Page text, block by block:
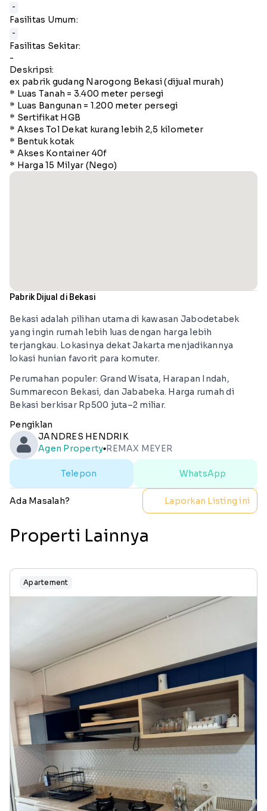
-
Fasilitas Umum:
-
Fasilitas Sekitar:
-
Deskripsi:
ex pabrik gudang Narogong Bekasi (dijual murah)
* Luas Tanah = 3.400 meter persegi
* Luas Bangunan = 1.200 meter persegi
* Sertifikat HGB
* Akses Tol Dekat kurang lebih 2,5 kilometer
* Bentuk kotak
* Akses Kontainer 40f
* Harga 15 Milyar (Nego)
Pabrik Dijual di Bekasi
Bekasi adalah pilihan utama di kawasan Jabodetabek
yang ingin rumah lebih luas dengan harga lebih
terjangkau. Lokasinya dekat Jakarta menjadikannya
lokasi hunian favorit para komuter.
Perumahan populer: Grand Wisata, Harapan Indah,
Summarecon Bekasi, dan Jababeka. Harga rumah di
Bekasi berkisar Rp500 juta–2 miliar.
Pengiklan
JANDRES HENDRIK
Agen Propertylens REMAX MEYER
Telepon WhatsApp
Ada Masalah? Laporkan Listing ini
Properti Lainnya
Apartement